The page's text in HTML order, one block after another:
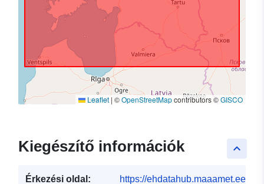
Leaflet | ©OpenStreetMapcontributors ©GISCO
keyboard_arrow_up
Kiegészítő információk
Érkezési oldal:
https://ehdatahub.maaamet.ee/